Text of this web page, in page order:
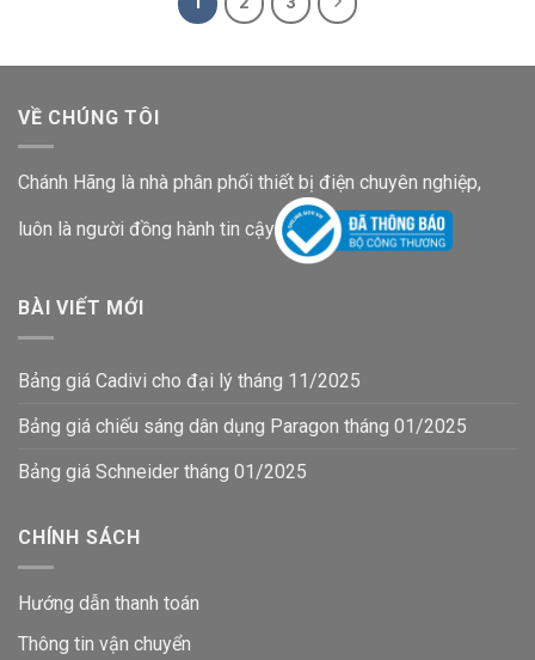
VỀ CHÚNG TÔI
Chánh Hãng là nhà phân phối thiết bị điện chuyên nghiệp,
luôn là người đồng hành tin cậy
BÀI VIẾT MỚI
Bảng giá Cadivi cho đại lý tháng 11/2025
Bảng giá chiếu sáng dân dụng Paragon tháng 01/2025
Bảng giá Schneider tháng 01/2025
CHÍNH SÁCH
Hướng dẫn thanh toán
Thông tin vận chuyển